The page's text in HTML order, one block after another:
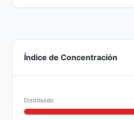
Índice de Concentración
Distribuido